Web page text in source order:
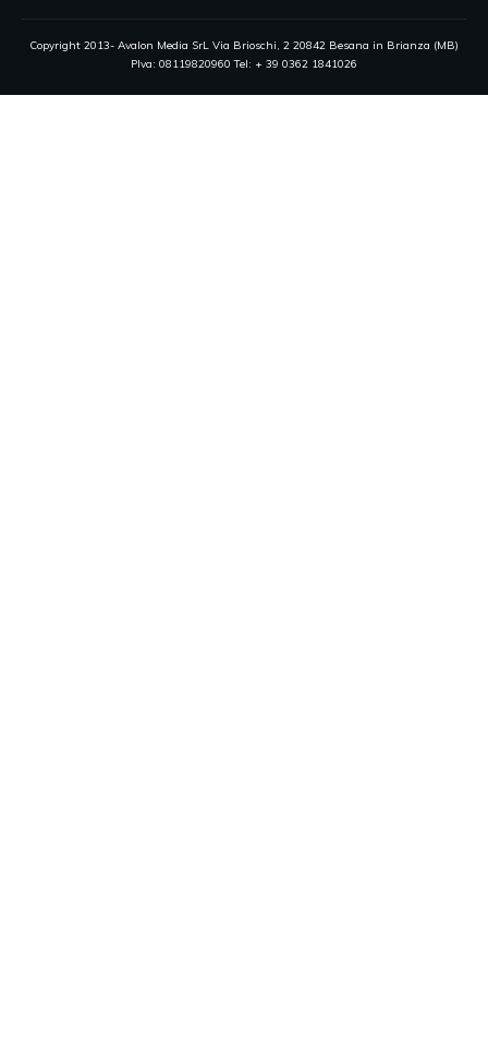
Copyright 2013- Avalon Media SrL Via Brioschi, 2 20842 Besana in Brianza (MB)
PIva: 08119820960 Tel: + 39 0362 1841026